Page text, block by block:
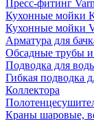
Пресс-фитинг
Кухонные мойки
Кухонные мойки
Арматура для
Обсадные трубы
Подводка для
Гибкая подводка
Коллектора
Краны шаровые,